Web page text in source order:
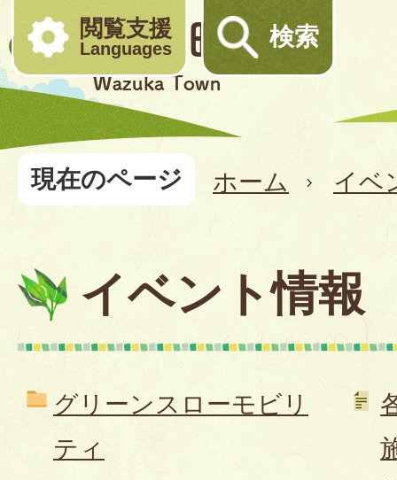
閲覧支援
Languages 検索
現在のページ ホーム イベ
イベント情報
グリーンスローモビリ
ティ